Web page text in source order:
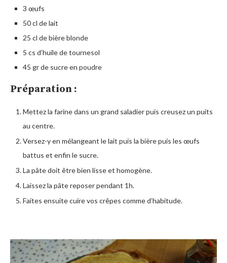
3 œufs
50 cl de lait
25 cl de bière blonde
5 cs d’huile de tournesol
45 gr de sucre en poudre
Préparation :
Mettez la farine dans un grand saladier puis creusez un puits
au centre.
Versez-y en mélangeant le lait puis la bière puis les œufs
battus et enfin le sucre.
La pâte doit être bien lisse et homogène.
Laissez la pâte reposer pendant 1h.
Faites ensuite cuire vos crêpes comme d’habitude.